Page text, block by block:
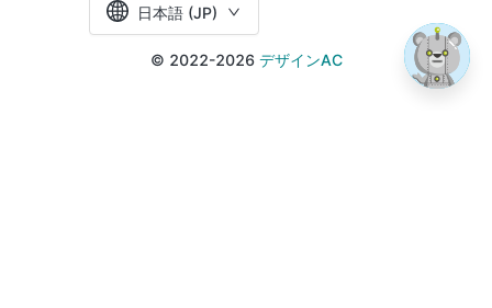
日本語 (JP)
© 2022-2026 デザインAC